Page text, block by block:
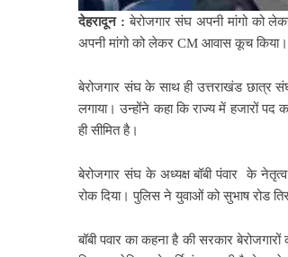
देहरादून : बेरोजगार संघ अपनी मांगो को
अपनी मांगो को लेकर CM आवास कूच
बेरोजगार संघ के साथ ही उत्तराखंड छात्र
लगाया। उन्होंने कहा कि राज्य में हजारों पद
ही सीमित है।
बेरोजगार संघ के अध्यक्ष बॉबी पंवार के
रोक दिया। पुलिस ने युवाओं को सुभाष रोड
बॉबी पवार का कहना है की सरकार